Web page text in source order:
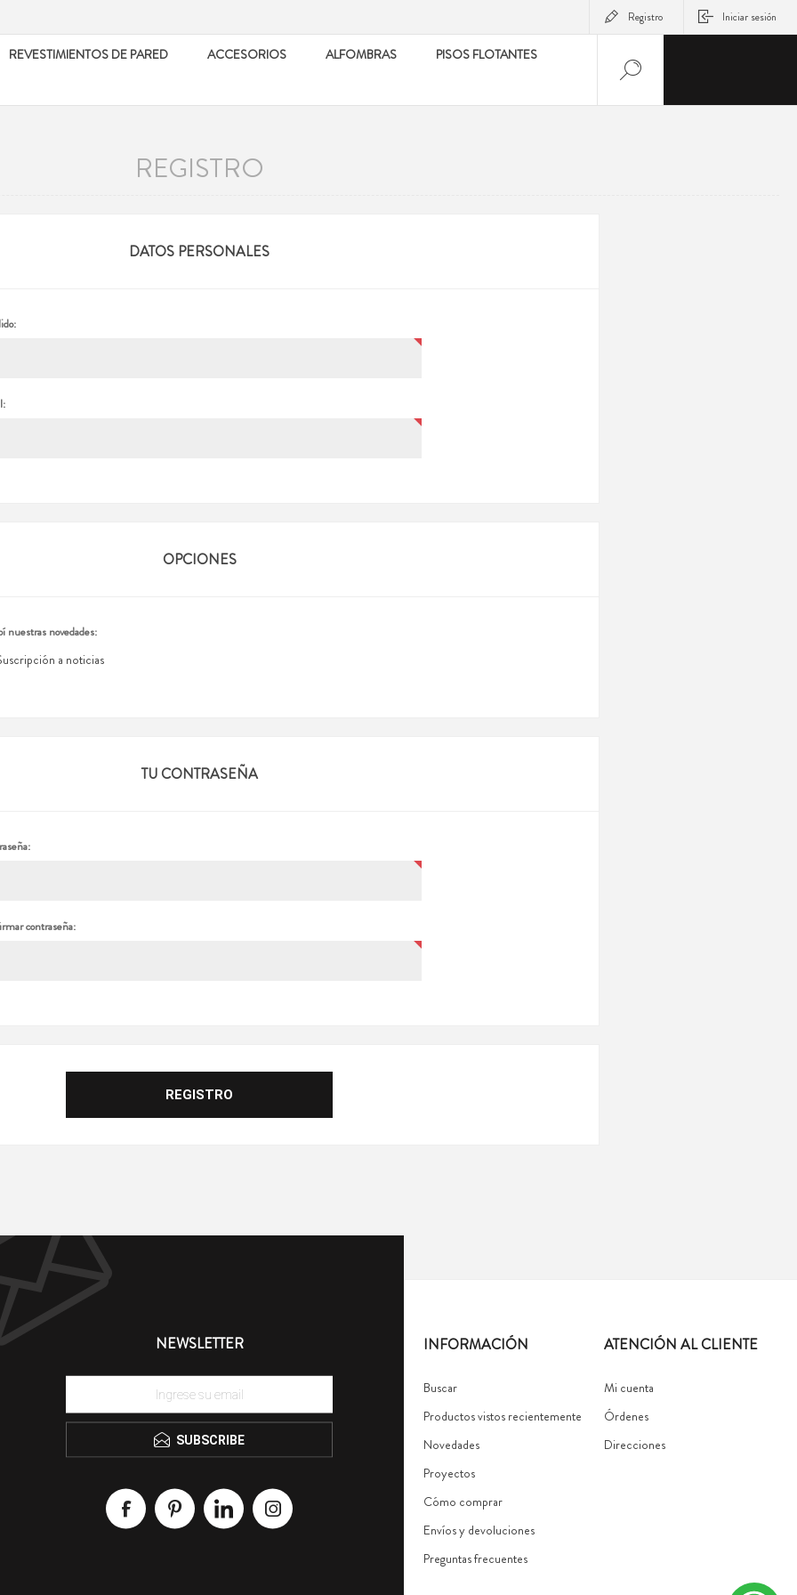
Registro Iniciar sesión
REVESTIMIENTOS DE PARED ACCESORIOS ALFOMBRAS
PISOS FLOTANTES
REGISTRO
DATOS PERSONALES
OPCIONES
nuestras novedades:
a noticias
TU CONTRASEÑA
contraseña:
NEWSLETTER
SUBSCRIBE
INFORMACIÓN
Buscar
Productos vistos recientemente
Novedades
Proyectos
Cómo comprar
Envíos y devoluciones
Preguntas frecuentes
ATENCIÓN AL CLIENTE
Mi cuenta
Órdenes
Direcciones